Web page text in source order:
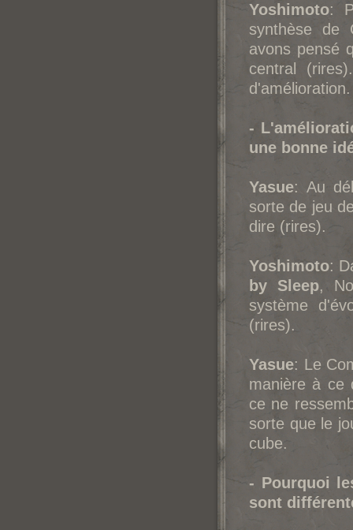
Yoshimoto:
synthèse de
avons pensé
central
d'amélioration.
-
une bonne
Yasue: Au
sorte de jeu
dire (rires).
Yoshimoto:
by Sleep,
système
(rires).
Yasue: Le
manière à ce
ce ne
sorte que le
cube.
- Pourquoi
sont